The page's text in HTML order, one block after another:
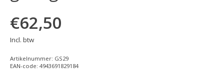
€62,50
Incl. btw
Artikelnummer: GS29
EAN-code: 4943691829184